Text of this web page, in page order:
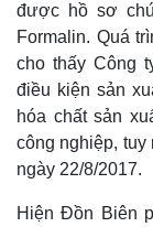
được hồ sơ
Formalin. Quá
cho thấy Công
điều kiện sản
hóa chất sản
công nghiệp,
ngày 22/8/2017.
Hiện Đồn Biên